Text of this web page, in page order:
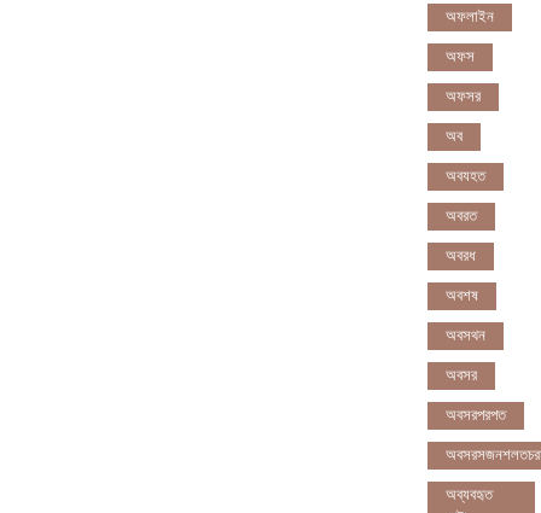
অফলাইন
অফস
অফসর
অব
অবযহত
অবরত
অবরধ
অবশষ
অবসথন
অবসর
অবসরপরপত
অব্যবহৃত